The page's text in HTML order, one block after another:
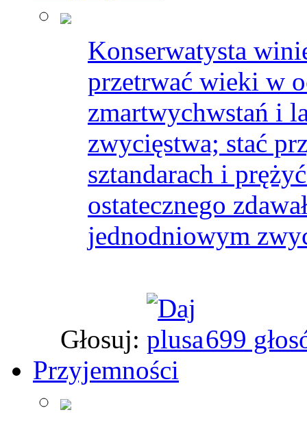
Konserwatysta
przetrwać wieki w
zmartwychwstań i
zwycięstwa; stać
sztandarach i
ostatecznego
jednodniowym
Głosuj:
699
Przyjemności